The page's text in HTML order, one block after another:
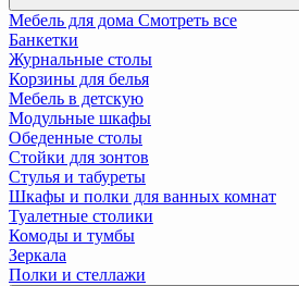
Мебель для дома Смотреть все
Банкетки
Журнальные столы
Корзины для белья
Мебель в детскую
Модульные шкафы
Обеденные столы
Стойки для зонтов
Стулья и табуреты
Шкафы и полки для ванных комнат
Туалетные столики
Комоды и тумбы
Зеркала
Полки и стеллажи